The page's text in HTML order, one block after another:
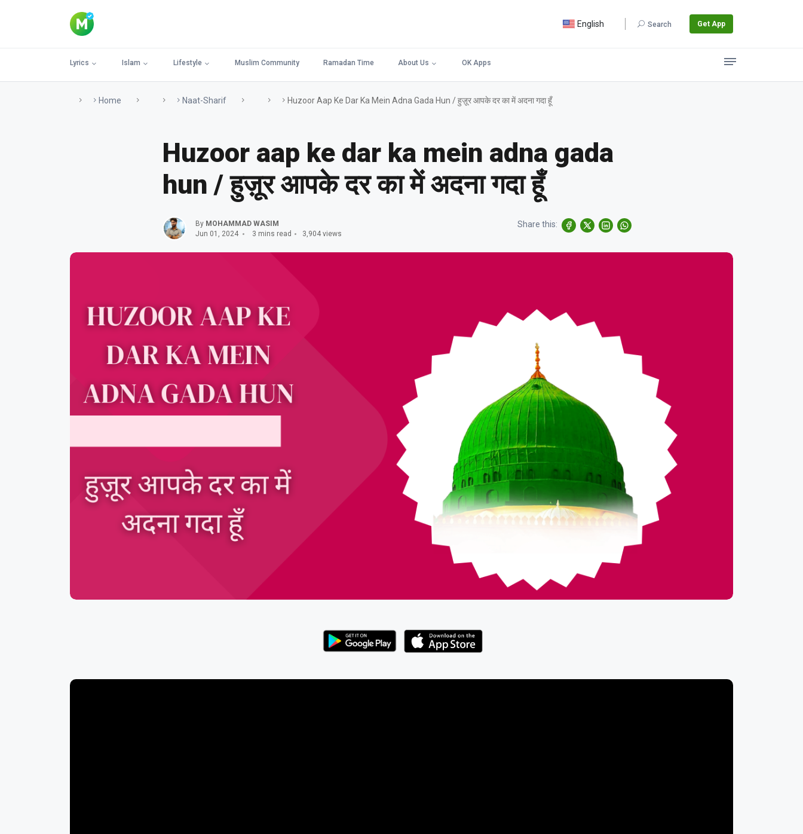
English Search Get App
Lyrics Islam Lifestyle Muslim Community Ramadan Time About Us OK Apps
Home Naat-Sharif Huzoor Aap Ke Dar Ka Mein Adna Gada Hun / हुज़ूर आपके दर का में अदना गदा हूँ
Huzoor aap ke dar ka mein adna gada
hun / हुज़ूर आपके दर का में अदना गदा हूँ
By MOHAMMAD WASIM
Jun 01, 2024
3 mins read 3,904 views
Share this: